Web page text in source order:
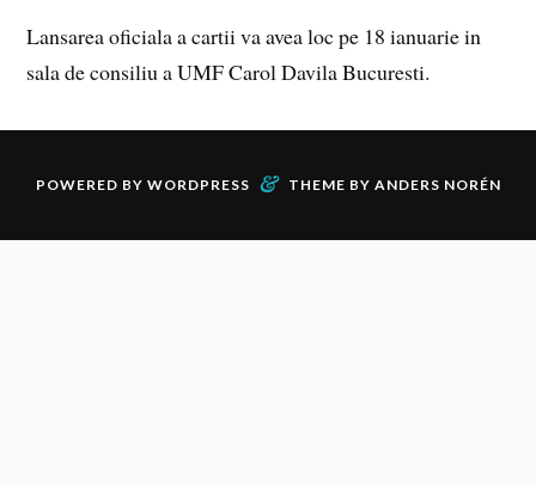
Lansarea oficiala a cartii va avea loc pe 18 ianuarie in
sala de consiliu a UMF Carol Davila Bucuresti.
POWERED BY WORDPRESS & THEME BY ANDERS NORÉN